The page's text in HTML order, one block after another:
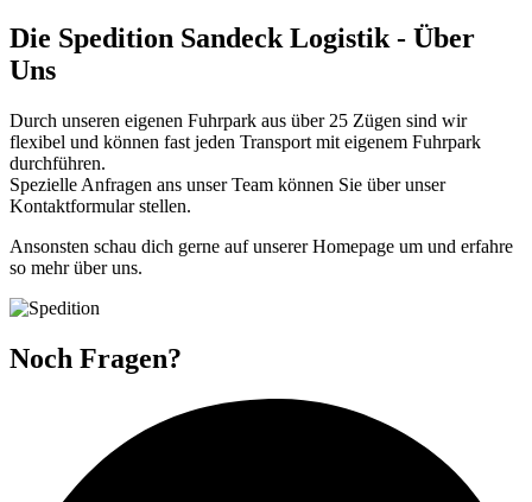
Die Spedition Sandeck Logistik - Über
Uns
Durch unseren eigenen Fuhrpark aus über 25 Zügen sind wir
flexibel und können fast jeden Transport mit eigenem Fuhrpark
durchführen.
Spezielle Anfragen ans unser Team können Sie über unser
Kontaktformular stellen.
Ansonsten schau dich gerne auf unserer Homepage um und erfahre
so mehr über uns.
Noch Fragen?